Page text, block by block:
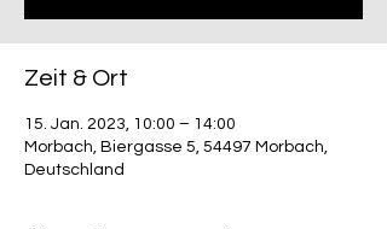
Zeit & Ort
15. Jan. 2023, 10:00 – 14:00
Morbach, Biergasse 5, 54497 Morbach,
Deutschland